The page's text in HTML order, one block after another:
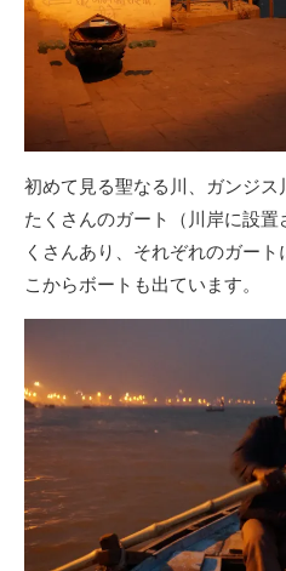
初めて見る聖なる川、ガンジ
たくさんのガート（川岸に設
くさんあり、それぞれのガー
こからボートも出ています。